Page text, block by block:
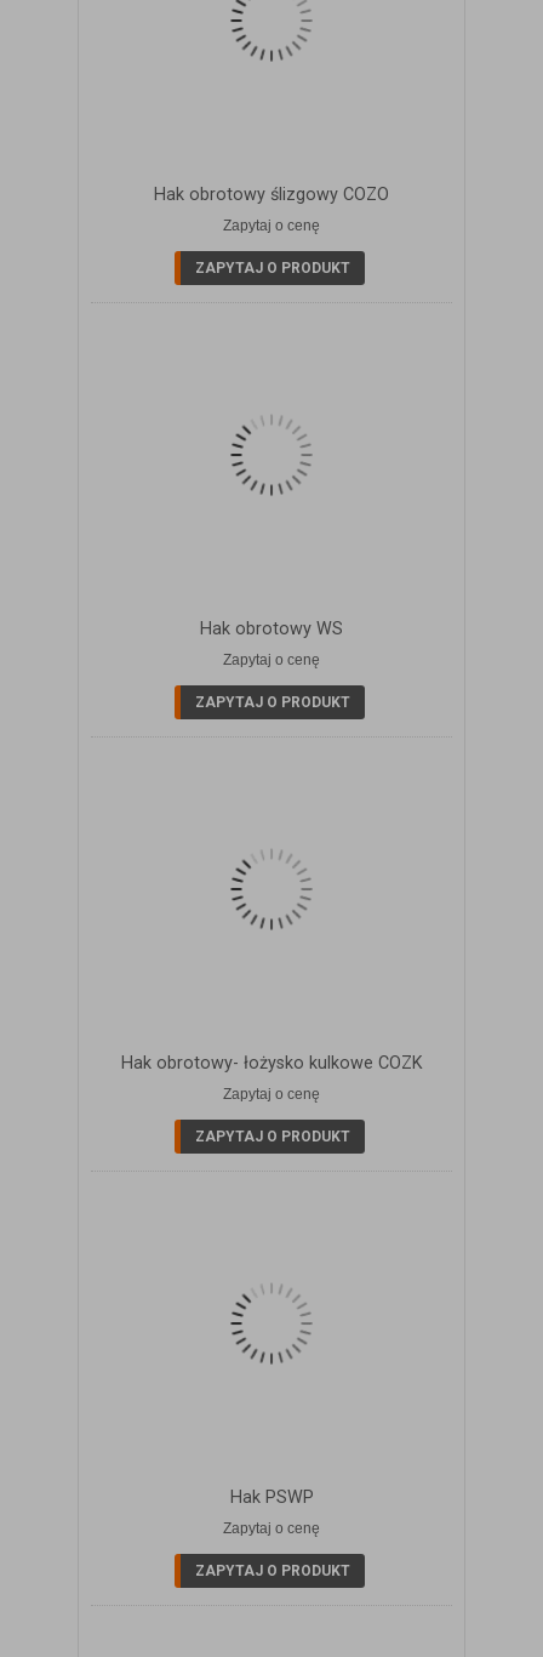
Hak obrotowy ślizgowy COZO
Zapytaj o cenę
ZAPYTAJ O PRODUKT
ZOBACZ SZCZEGÓŁY
Hak obrotowy WS
Zapytaj o cenę
ZAPYTAJ O PRODUKT
ZOBACZ SZCZEGÓŁY
Hak obrotowy- łożysko kulkowe COZK
Zapytaj o cenę
ZAPYTAJ O PRODUKT
ZOBACZ SZCZEGÓŁY
Hak PSWP
Zapytaj o cenę
ZAPYTAJ O PRODUKT
ZOBACZ SZCZEGÓŁY